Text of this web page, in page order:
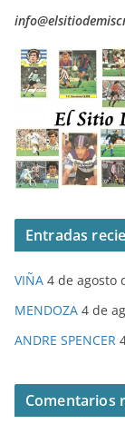
Entradas
VIÑA 4 de agosto
MENDOZA 4 de
ANDRE SPENCER
Comentarios